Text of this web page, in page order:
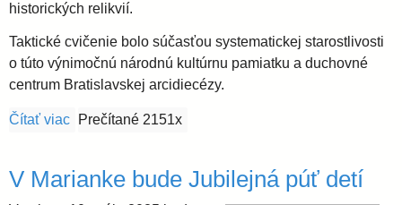
historických relikvií.
Taktické cvičenie bolo súčasťou systematickej starostlivosti
o túto výnimočnú národnú kultúrnu pamiatku a duchovné
centrum Bratislavskej arcidiecézy.
Čítať viac o V katedrále sv. Martina bolo cvičenie hasičov
Prečítané 2151x
V Marianke bude Jubilejná púť detí